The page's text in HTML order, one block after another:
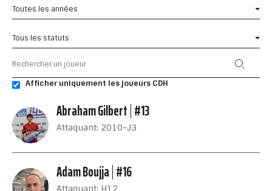
Toutes les années
Tous les statuts
Afficher uniquement les joueurs CDH
Abraham Gilbert #13
Attaquant: 2010-J3
Adam Boujja #16
Attaquant: H12